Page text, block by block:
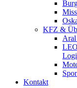
KFZ &
Kontakt